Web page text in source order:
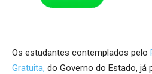
Os estudantes contemplados pelo
Gratuita, do Governo do Estado, já